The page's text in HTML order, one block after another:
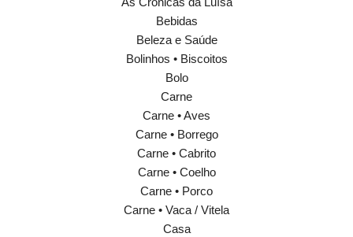
Bebidas
Beleza e Saúde
Bolinhos • Biscoitos
Bolo
Carne
Carne • Aves
Carne • Borrego
Carne • Cabrito
Carne • Coelho
Carne • Porco
Carne • Vaca / Vitela
Casa